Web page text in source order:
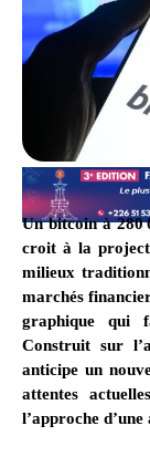
Un bitcoin à 280
croit à la
milieux
marchés
graphique qui
Construit sur
anticipe un
attentes
l’approche